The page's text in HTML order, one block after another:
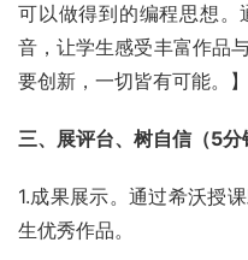
可以做得到的编程思想
音，让学生感受丰富作品
要创新，一切皆有可能。】
三、展评台、树自信（5分
1.成果展示。通过希沃授
生优秀作品。